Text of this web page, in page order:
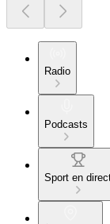
Radio
Podcasts
Sport en